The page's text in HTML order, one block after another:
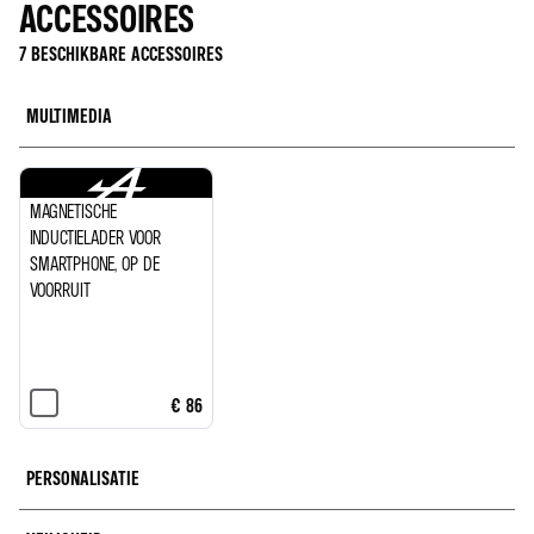
€ 0
PARKEERSENSOREN VÓÓR
ACHTERUITRIJCAMERA
ALPINE LOGO CENTRAAL OP
HET STUURWIEL IN
ALPINEBLAUW – 70
ACCESSOIRES
7 BESCHIKBARE ACCESSOIRES
MULTIMEDIA
MAGNETISCHE
INDUCTIELADER VOOR
SMARTPHONE, OP DE
VOORRUIT
€ 86
PERSONALISATIE